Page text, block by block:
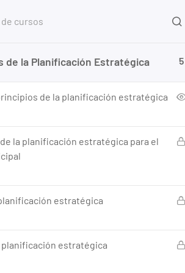
Inicio
Gestión Municipal
de la Planificación Estratégica 5
de la planificación estratégica
la planificación estratégica para el
estratégica
planificación estratégica